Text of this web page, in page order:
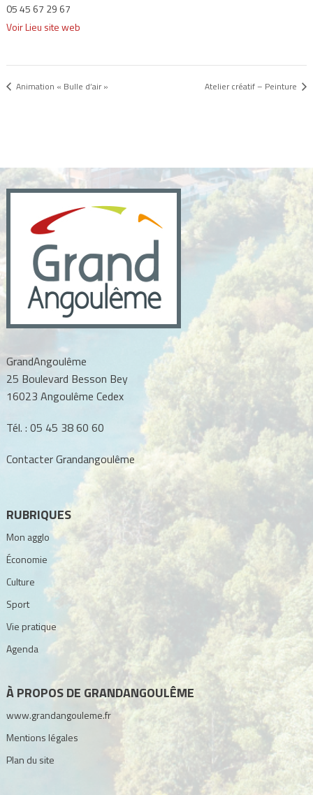
05 45 67 29 67
Voir Lieu site web
Animation « Bulle d’air » Atelier créatif – Peinture
GrandAngoulême
25 Boulevard Besson Bey
16023 Angoulême Cedex
Tél. : 05 45 38 60 60
Contacter Grandangoulême
RUBRIQUES
Mon agglo
Économie
Culture
Sport
Vie pratique
Agenda
À PROPOS DE GRANDANGOULÊME
www.grandangouleme.fr
Mentions légales
Plan du site